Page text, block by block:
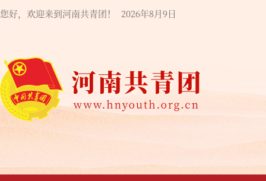
您好，欢迎来到河南共青团！ 2026年8月9日